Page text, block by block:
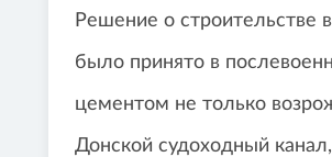
Решение о строительстве
было принято в
цементом не только
Донской судоходный